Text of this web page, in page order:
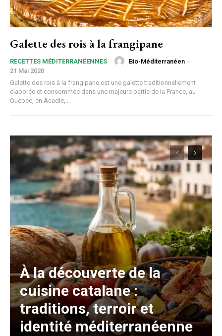
Galette des rois à la frangipane
RECETTES MÉDITERRANÉENNES Bio-Méditerranéen -
21 Mai 2020
Galette des rois à la frangipane est une galette traditionnellement
élaborée et consommée dans une majeure partie de la France, au
Québec, en Acadie,...
À la découverte de la
cuisine catalane :
traditions, terroir et
identité méditerranéenne